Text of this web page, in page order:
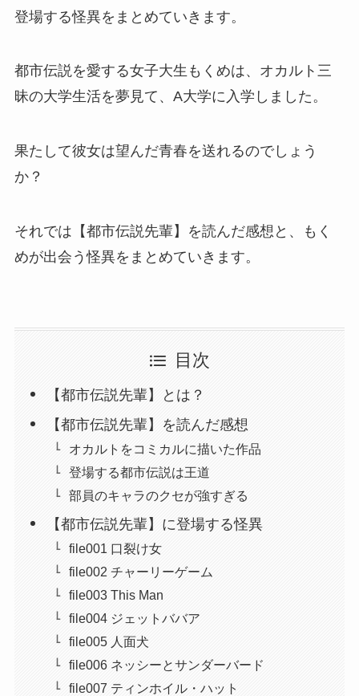
登場する怪異をまとめていきます。
都市伝説を愛する女子大生もくめは、オカルト三
昧の大学生活を夢見て、A大学に入学しました。
果たして彼女は望んだ青春を送れるのでしょう
か？
それでは【都市伝説先輩】を読んだ感想と、もく
めが出会う怪異をまとめていきます。
目次
【都市伝説先輩】とは？
【都市伝説先輩】を読んだ感想
オカルトをコミカルに描いた作品
登場する都市伝説は王道
部員のキャラのクセが強すぎる
【都市伝説先輩】に登場する怪異
file001 口裂け女
file002 チャーリーゲーム
file003 This Man
file004 ジェットババア
file005 人面犬
file006 ネッシーとサンダーバード
file007 ティンホイル・ハット